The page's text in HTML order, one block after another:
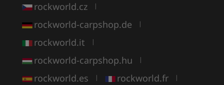
rockworld.cz |
rockworld-carpshop.de |
rockworld.it |
rockworld-carpshop.hu |
rockworld.es | rockworld.fr |